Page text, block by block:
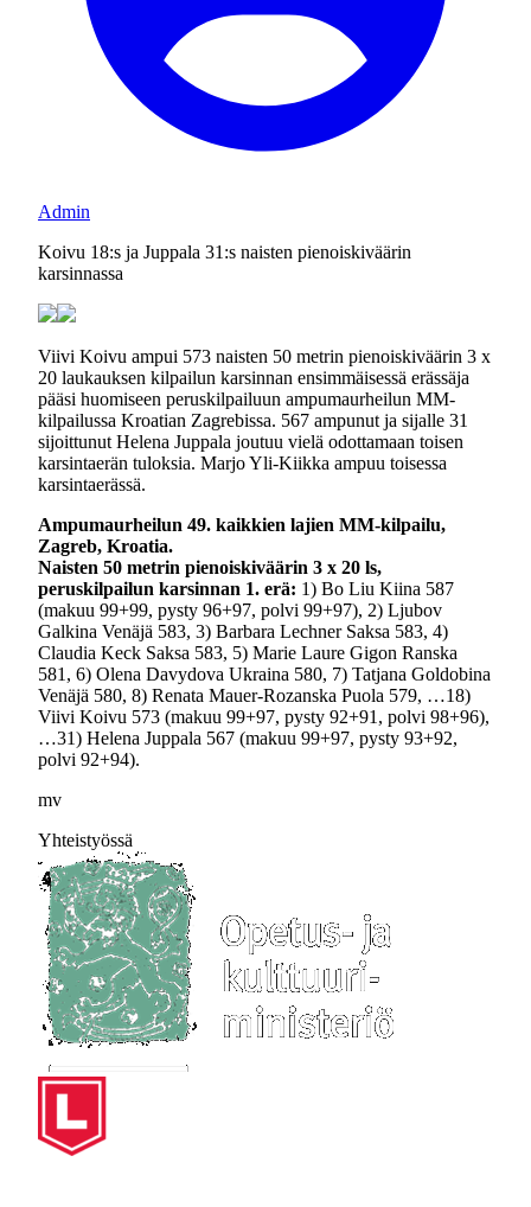
Admin
Koivu 18:s ja Juppala 31:s naisten pienoiskiväärin
karsinnassa
Viivi Koivu ampui 573 naisten 50 metrin pienoiskiväärin 3 x
20 laukauksen kilpailun karsinnan ensimmäisessä erässäja
pääsi huomiseen peruskilpailuun ampumaurheilun MM-
kilpailussa Kroatian Zagrebissa. 567 ampunut ja sijalle 31
sijoittunut Helena Juppala joutuu vielä odottamaan toisen
karsintaerän tuloksia. Marjo Yli-Kiikka ampuu toisessa
karsintaerässä.
Ampumaurheilun 49. kaikkien lajien MM-kilpailu,
Zagreb, Kroatia.
Naisten 50 metrin pienoiskiväärin 3 x 20 ls,
peruskilpailun karsinnan 1. erä: 1) Bo Liu Kiina 587
(makuu 99+99, pysty 96+97, polvi 99+97), 2) Ljubov
Galkina Venäjä 583, 3) Barbara Lechner Saksa 583, 4)
Claudia Keck Saksa 583, 5) Marie Laure Gigon Ranska
581, 6) Olena Davydova Ukraina 580, 7) Tatjana Goldobina
Venäjä 580, 8) Renata Mauer-Rozanska Puola 579, …18)
Viivi Koivu 573 (makuu 99+97, pysty 92+91, polvi 98+96),
…31) Helena Juppala 567 (makuu 99+97, pysty 93+92,
polvi 92+94).
mv
Yhteistyössä